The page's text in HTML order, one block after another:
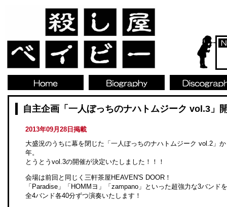
自主企画「一人ぼっちのナハトムジーク vol.3」
2013年09月28日掲載
大盛況のうちに幕を閉じた「一人ぼっちのナハトムジーク vol.2」
年。
とうとうvol.3の開催が決定いたしました！！！
会場は前回と同じく三軒茶屋HEAVEN'S DOOR！
「Paradise」「HOMMヨ」「zampano」といった超強力な3バンド
全4バンド各40分ずつ演奏いたします！